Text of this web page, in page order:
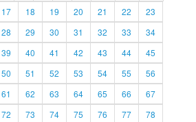
17 18 19 20 21 22
23
28 29 30 31 32 33
34
39 40 41 42 43 44
45
50 51 52 53 54 55
56
61 62 63 64 65 66
67
72 73 74 75 76 77 78